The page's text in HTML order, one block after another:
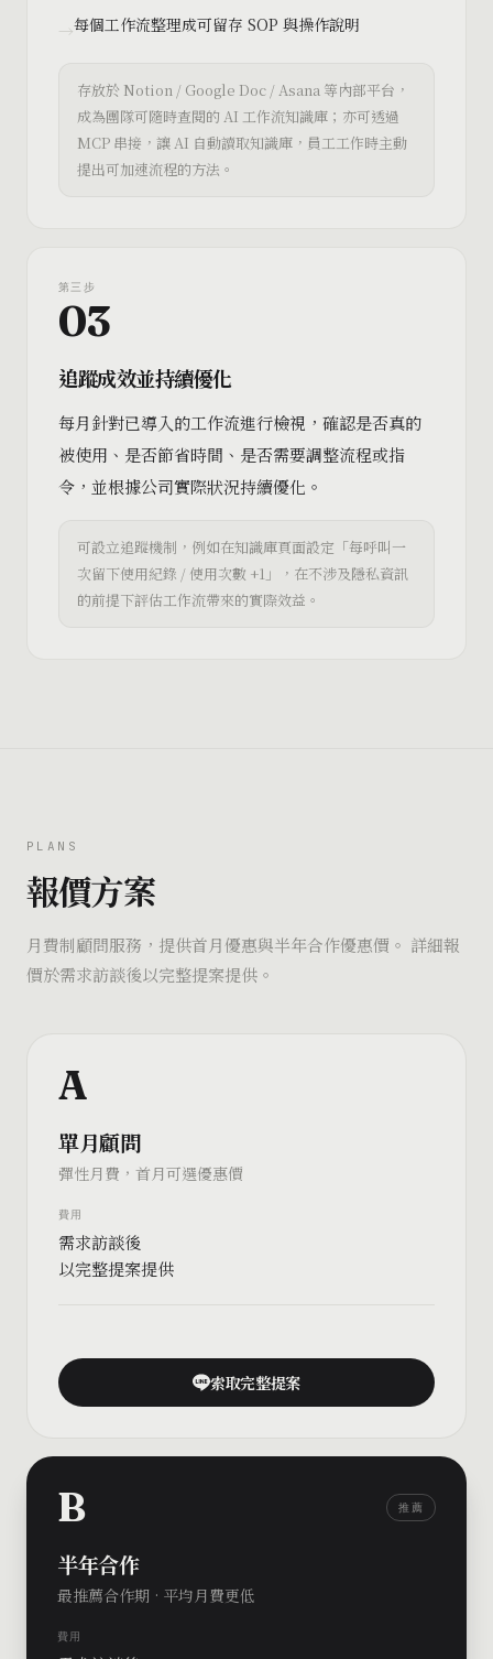
→每個工作流整理成可留存 SOP 與操作說明
存放於 Notion / Google Doc / Asana 等內部平台，
成為團隊可隨時查閱的 AI 工作流知識庫；亦可透過
MCP 串接，讓 AI 自動讀取知識庫，員工工作時主動
提出可加速流程的方法。
第 三 步
03
追蹤成效並持續優化
每月針對已導入的工作流進行檢視，確認是否真的
被使用、是否節省時間、是否需要調整流程或指
令，並根據公司實際狀況持續優化。
可設立追蹤機制，例如在知識庫頁面設定「每呼叫一
次留下使用紀錄 / 使用次數 +1」，在不涉及隱私資訊
的前提下評估工作流帶來的實際效益。
PLANS
報價方案
月費制顧問服務，提供首月優惠與半年合作優惠價。 詳細報
價於需求訪談後以完整提案提供。
A
單月顧問
彈性月費，首月可選優惠價
費用
需求訪談後
以完整提案提供
索取完整提案
B 推薦
半年合作
最推薦合作期 · 平均月費更低
費用